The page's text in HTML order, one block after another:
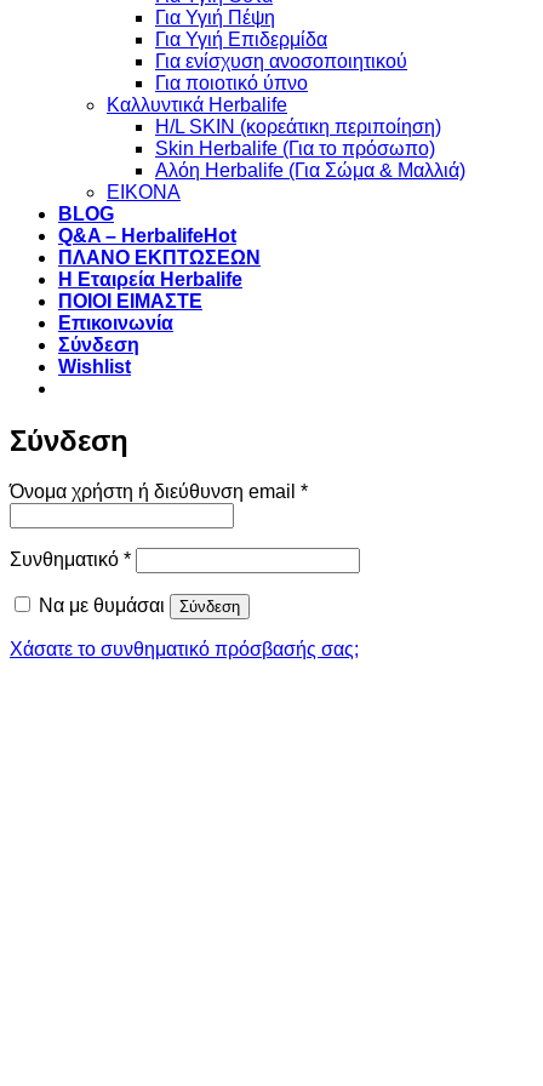
Για Υγιή Πέψη
Για Υγιή Επιδερμίδα
Για ενίσχυση ανοσοποιητικού
Για ποιοτικό ύπνο
Καλλυντικά Herbalife
H/L SKIN (κορεάτικη περιποίηση)
Skin Herbalife (Για το πρόσωπο)
Αλόη Ηerbalife (Για Σώμα & Μαλλιά)
ΕΙΚΟΝΑ
BLOG
Q&A – Herbalife
ΠΛΑΝΟ ΕΚΠΤΩΣΕΩΝ
Η Εταιρεία Herbalife
ΠΟΙΟΙ ΕΙΜΑΣΤΕ
Επικοινωνία
Σύνδεση
Wishlist
Σύνδεση
Όνομα χρήστη ή διεύθυνση email *Απαιτείται
Συνθηματικό *Απαιτείται
Να με θυμάσαι Σύνδεση
Χάσατε το συνθηματικό πρόσβασής σας;